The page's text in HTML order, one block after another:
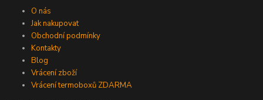
O nás
Jak nakupovat
Obchodní podmínky
Kontakty
Blog
Vrácení zboží
Vrácení termoboxů ZDARMA